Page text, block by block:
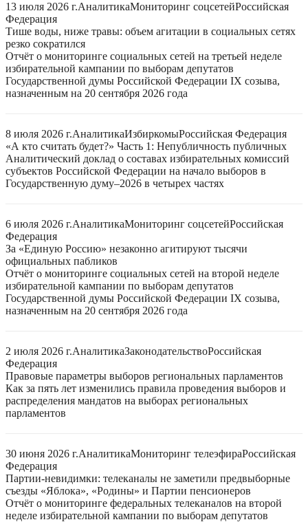
13 июля 2026 г.АналитикаМониторинг соцсетейРоссийская
Федерация
Тише воды, ниже травы: объем агитации в социальных сетях
резко сократился
Отчёт о мониторинге социальных сетей на третьей неделе
избирательной кампании по выборам депутатов
Государственной думы Российской Федерации IX созыва,
назначенным на 20 сентября 2026 года
8 июля 2026 г.АналитикаИзбиркомыРоссийская Федерация
«А кто считать будет?» Часть 1: Непубличность публичных
Аналитический доклад о составах избирательных комиссий
субъектов Российской Федерации на начало выборов в
Государственную думу–2026 в четырех частях
6 июля 2026 г.АналитикаМониторинг соцсетейРоссийская
Федерация
За «Единую Россию» незаконно агитируют тысячи
официальных пабликов
Отчёт о мониторинге социальных сетей на второй неделе
избирательной кампании по выборам депутатов
Государственной думы Российской Федерации IX созыва,
назначенным на 20 сентября 2026 года
2 июля 2026 г.АналитикаЗаконодательствоРоссийская
Федерация
Правовые параметры выборов региональных парламентов
Как за пять лет изменились правила проведения выборов и
распределения мандатов на выборах региональных
парламентов
30 июня 2026 г.АналитикаМониторинг телеэфираРоссийская
Федерация
Партии-невидимки: телеканалы не заметили предвыборные
съезды «Яблока», «Родины» и Партии пенсионеров
Отчёт о мониторинге федеральных телеканалов на второй
неделе избирательной кампании по выборам депутатов